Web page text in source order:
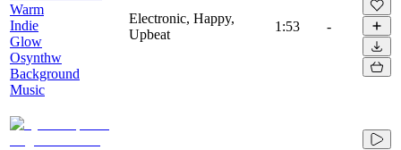
Warm
Indie
Glow
Osynthw
Background
Music
Electronic, Happy,
Upbeat
1:53 -